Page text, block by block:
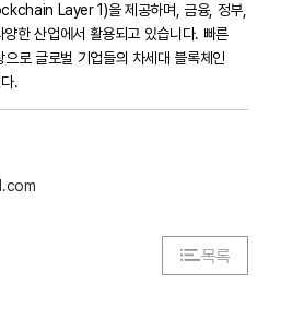
Layer 1)을 제공하며, 금융, 정부,
한 산업에서 활용되고 있습니다. 빠른
로 글로벌 기업들의 차세대 블록체인
.
목록